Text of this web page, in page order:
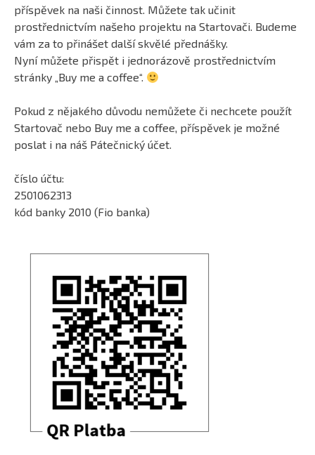
příspěvek na naši činnost. Můžete tak učinit
prostřednictvím našeho projektu na Startovači. Budeme
vám za to přinášet další skvělé přednášky.
Nyní můžete přispět i jednorázově prostřednictvím
stránky „Buy me a coffee“.
Pokud z nějakého důvodu nemůžete či nechcete použít
Startovač nebo Buy me a coffee, příspěvek je možné
poslat i na náš Pátečnický účet.
číslo účtu:
2501062313
kód banky 2010 (Fio banka)